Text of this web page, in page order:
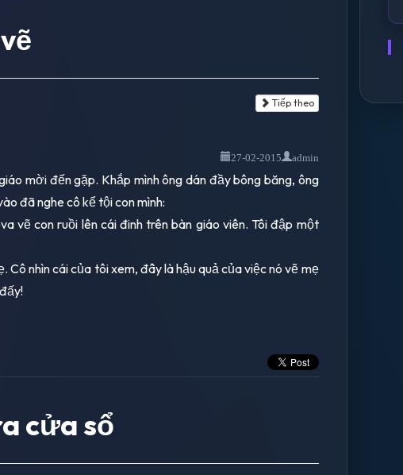
Tiếp theo
27-02-2015 admin
mời đến gặp. Khắp mình ông dán đầy bông băng, ông
đã nghe cô kể tội con mình:
vẽ con ruồi lên cái đinh trên bàn giáo viên. Tôi đập một
Cô nhìn cái của tôi xem, đây là hậu quả của việc nó vẽ mẹ
cửa sổ